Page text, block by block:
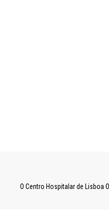
O Centro Hospitalar deUNIDADE